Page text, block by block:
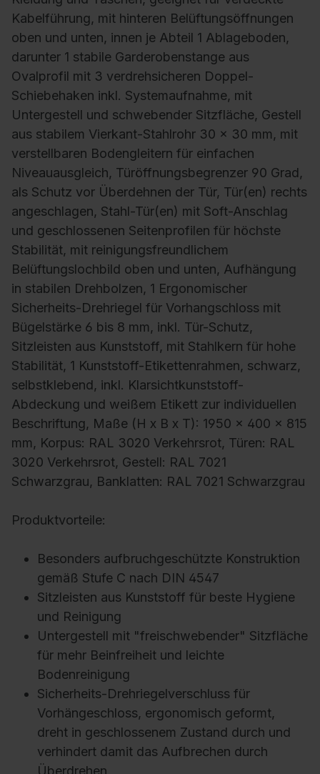
Kabelführung, mit hinteren Belüftungsöffnungen
oben und unten, innen je Abteil 1 Ablageboden,
darunter 1 stabile Garderobenstange aus
Ovalprofil mit 3 verdrehsicheren Doppel-
Schiebehaken inkl. Systemaufnahme, mit
Untergestell und schwebender Sitzfläche, Gestell
aus stabilem Vierkant-Stahlrohr 30 x 30 mm, mit
verstellbaren Bodengleitern für einfachen
Niveauausgleich, Türöffnungsbegrenzer 90 Grad,
als Schutz vor Überdehnen der Tür, Tür(en) rechts
angeschlagen, Stahl-Tür(en) mit Soft-Anschlag
und geschlossenen Seitenprofilen für höchste
Stabilität, mit reinigungsfreundlichem
Belüftungslochbild oben und unten, Aufhängung
in stabilen Drehbolzen, 1 Ergonomischer
Sicherheits-Drehriegel für Vorhangschloss mit
Bügelstärke 6 bis 8 mm, inkl. Tür-Schutz,
Sitzleisten aus Kunststoff, mit Stahlkern für hohe
Stabilität, 1 Kunststoff-Etikettenrahmen, schwarz,
selbstklebend, inkl. Klarsichtkunststoff-
Abdeckung und weißem Etikett zur individuellen
Beschriftung, Maße (H x B x T): 1950 x 400 x 815
mm, Korpus: RAL 3020 Verkehrsrot, Türen: RAL
3020 Verkehrsrot, Gestell: RAL 7021
Schwarzgrau, Banklatten: RAL 7021 Schwarzgrau
Produktvorteile:
Besonders aufbruchgeschützte Konstruktion
gemäß Stufe C nach DIN 4547
Sitzleisten aus Kunststoff für beste Hygiene
und Reinigung
Untergestell mit "freischwebender" Sitzfläche
für mehr Beinfreiheit und leichte
Bodenreinigung
Sicherheits-Drehriegelverschluss für
Vorhängeschloss, ergonomisch geformt,
dreht in geschlossenem Zustand durch und
verhindert damit das Aufbrechen durch
Überdrehen